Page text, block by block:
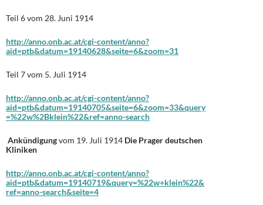
Teil 6 vom 28. Juni 1914
http://anno.onb.ac.at/cgi-content/anno?
aid=ptb&datum=19140628&seite=6&zoom=31
Teil 7 vom 5. Juli 1914
http://anno.onb.ac.at/cgi-content/anno?
aid=ptb&datum=19140705&seite=6&zoom=33&query
=%22w%2Bklein%22&ref=anno-search
Ankündigungvom 19. Juli 1914 Die Prager deutschen
Kliniken
http://anno.onb.ac.at/cgi-content/anno?
aid=ptb&datum=19140719&query=%22w+klein%22&
ref=anno-search&seite=4